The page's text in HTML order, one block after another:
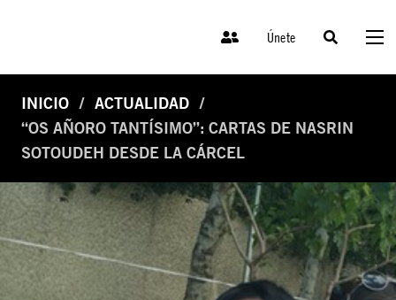
Únete
INICIO
ACTUALIDAD
“OS AÑORO TANTÍSIMO”: CARTAS DE NASRIN
SOTOUDEH DESDE LA CÁRCEL